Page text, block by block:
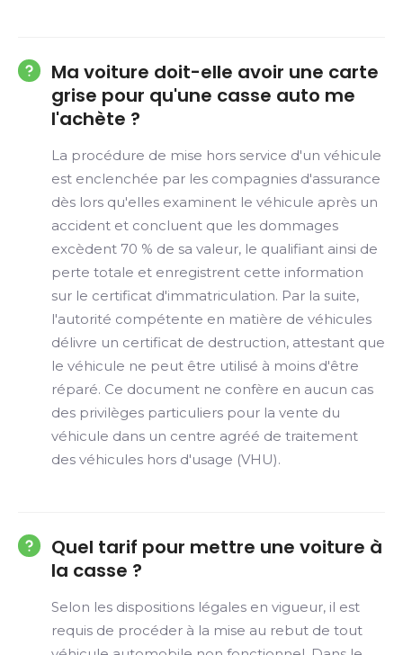
Ma voiture doit-elle avoir une carte
grise pour qu'une casse auto me
l'achète ?
La procédure de mise hors service d'un véhicule
est enclenchée par les compagnies d'assurance
dès lors qu'elles examinent le véhicule après un
accident et concluent que les dommages
excèdent 70 % de sa valeur, le qualifiant ainsi de
perte totale et enregistrent cette information
sur le certificat d'immatriculation. Par la suite,
l'autorité compétente en matière de véhicules
délivre un certificat de destruction, attestant que
le véhicule ne peut être utilisé à moins d'être
réparé. Ce document ne confère en aucun cas
des privilèges particuliers pour la vente du
véhicule dans un centre agréé de traitement
des véhicules hors d'usage (VHU).
Quel tarif pour mettre une voiture à
la casse ?
Selon les dispositions légales en vigueur, il est
requis de procéder à la mise au rebut de tout